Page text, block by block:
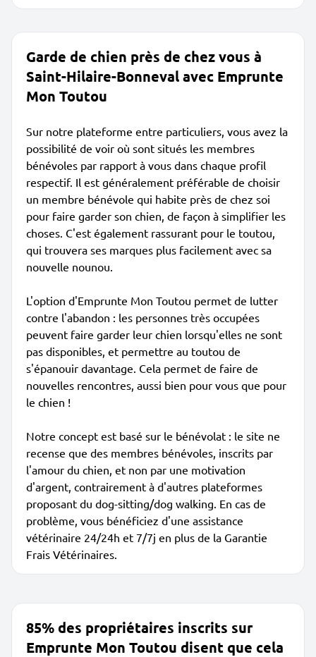
Garde de chien près de chez vous à
Saint-Hilaire-Bonneval avec Emprunte
Mon Toutou
Sur notre plateforme entre particuliers, vous avez la
possibilité de voir où sont situés les membres
bénévoles par rapport à vous dans chaque profil
respectif. Il est généralement préférable de choisir
un membre bénévole qui habite près de chez soi
pour faire garder son chien, de façon à simplifier les
choses. C'est également rassurant pour le toutou,
qui trouvera ses marques plus facilement avec sa
nouvelle nounou.
L'option d'Emprunte Mon Toutou permet de lutter
contre l'abandon : les personnes très occupées
peuvent faire garder leur chien lorsqu'elles ne sont
pas disponibles, et permettre au toutou de
s'épanouir davantage. Cela permet de faire de
nouvelles rencontres, aussi bien pour vous que pour
le chien !
Notre concept est basé sur le bénévolat : le site ne
recense que des membres bénévoles, inscrits par
l'amour du chien, et non par une motivation
d'argent, contrairement à d'autres plateformes
proposant du dog-sitting/dog walking. En cas de
problème, vous bénéficiez d'une assistance
vétérinaire 24/24h et 7/7j en plus de la Garantie
Frais Vétérinaires.
85% des propriétaires inscrits sur
Emprunte Mon Toutou disent que cela